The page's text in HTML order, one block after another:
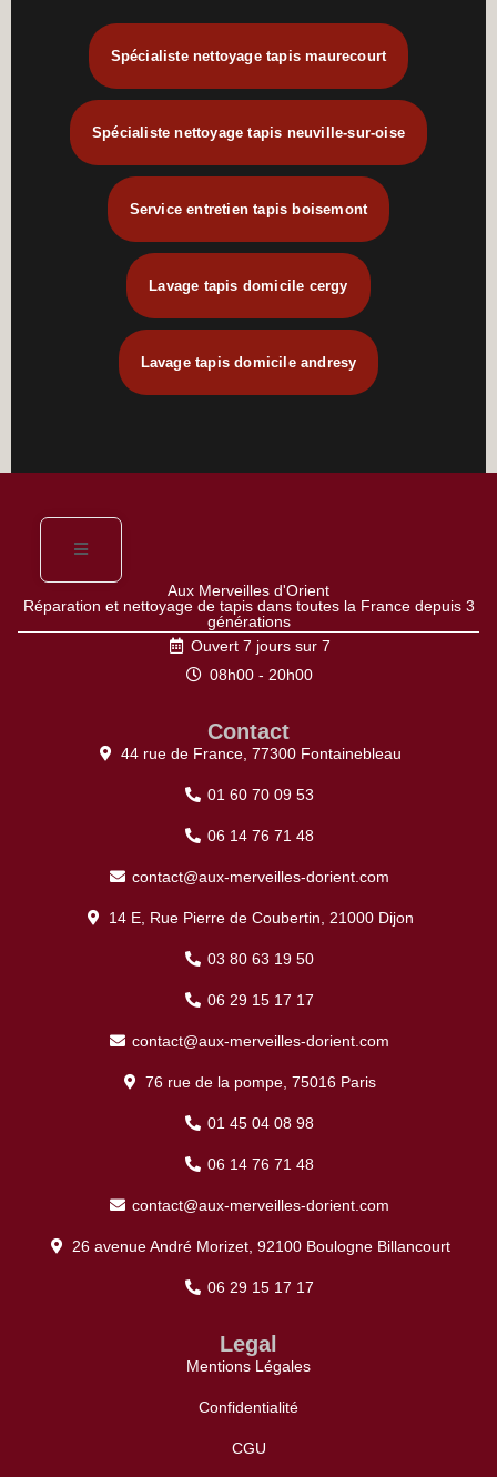
Spécialiste nettoyage tapis maurecourt
Spécialiste nettoyage tapis neuville-sur-oise
Service entretien tapis boisemont
Lavage tapis domicile cergy
Lavage tapis domicile andresy
Aux Merveilles d'Orient
Réparation et nettoyage de tapis dans toutes la France depuis 3
générations
Ouvert 7 jours sur 7
08h00 - 20h00
Contact
44 rue de France, 77300 Fontainebleau
01 60 70 09 53
06 14 76 71 48
contact@aux-merveilles-dorient.com
14 E, Rue Pierre de Coubertin, 21000 Dijon
03 80 63 19 50
06 29 15 17 17
contact@aux-merveilles-dorient.com
76 rue de la pompe, 75016 Paris
01 45 04 08 98
06 14 76 71 48
contact@aux-merveilles-dorient.com
26 avenue André Morizet, 92100 Boulogne Billancourt
06 29 15 17 17
Legal
Mentions Légales
Confidentialité
CGU